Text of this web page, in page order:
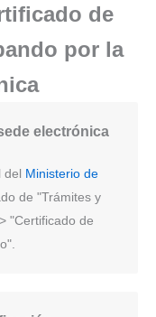
de
por la
electrónica
del Ministerio de
de "Trámites y
"Certificado de